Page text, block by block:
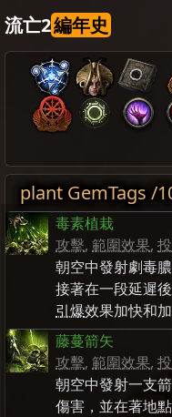
流亡2編年史
plant GemTags /
毒素植栽
攻擊, 範圍效果,
朝空中發射劇毒
接著在一段延遲後
引爆效果加快和加
藤蔓箭矢
攻擊, 範圍效果,
朝空中發射一支
傷害，並在著地